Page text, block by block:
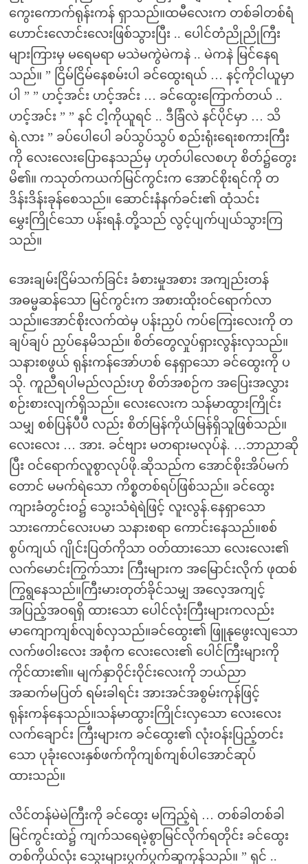
ကွေးကောက်ရုန်းကန် ရှာသည်။ထမီလေးက တစ်ခါတစ်ရံ
ဟောင်းလောင်းလေးဖြစ်သွားပြီး .. ပေါင်တံညိုညိုကြီး
များကြားမှ မရေမရာ မသဲမကွဲမဲကနဲ .. မဲကနဲ မြင်နေရ
သည်။ ” ငြိမ်ငြိမ်နေစမ်းပါ ခင်ထွေးရယ် … နင့်ကိုငါယူမှာ
ပါ ” ” ဟင့်အင်း ဟင့်အင်း … ခင်ထွေးကြောက်တယ် ..
ဟင့်အင်း ” ” နင် ငါ့ကိုယူရင် .. ဒီခြံလဲ နင်ပိုင်မှာ … သိ
ရဲ.လား ” ခပ်ပေါပေါ ခပ်သွပ်သွပ် စည်းရုံးရေးစကားကြီး
ကို လေးလေးပြောနေသည်မှ ဟုတ်ပါလေစဟု စိတ်၌တွေး
မိ၏။ ကသုတ်ကယက်မြင်ကွင်းက အောင်စိုးရင်ကို တ
ဒိန်းဒိန်းခုန်စေသည်။ ဆောင်းနံနက်ခင်း၏ ထုံသင်း
မွှေးကြိုင်သော ပန်းရနံ.တို့သည် လွင့်ပျက်ပျယ်သွားကြ
သည်။
အေးချမ်းငြိမ်သက်ခြင်း ခံစားမှုအစား အကျည်းတန်
အဓမ္မဆန်သော မြင်ကွင်းက အစားထိုးဝင်ရောက်လာ
သည်။အောင်စိုးလက်ထဲမှ ပန်းညှပ် ကပ်ကြေးလေးကို တ
ချပ်ချပ် ညှပ်နေမိသည်။ စိတ်တွေလှုပ်ရှားလွန်းလှသည်။
သနားစဖွယ် ရုန်းကန်အော်ဟစ် နေရှာသော ခင်ထွေးကို ပ
သို. ကူညီရပါမည်လည်းဟု စိတ်အစဉ်က အပြေးအလွှား
စဉ်းစားလျက်ရှိသည်။ လေးလေးက သန်မာထွားကြိုင်း
သမျှ စစ်ပြန်ပီပီ လည်း စိတ်မြန်ကိုယ်မြန်ရှိသူဖြစ်သည်။
လေးလေး … အား. ခင်ဗျား မတရားမလုပ်နဲ. …ဘာညာဆို
ပြီး ဝင်ရောက်လူစွာလုပ်ဖို.ဆိုသည်က အောင်စိုးအိပ်မက်
တောင် မမက်ရဲသော ကိစ္စတစ်ရပ်ဖြစ်သည်။ ခင်ထွေး
ကျားခံတွင်းဝ၌ သွေးသံရဲရဲဖြင့် လူးလွန်.နေရှာသော
သားကောင်လေးပမာ သနားစရာ ကောင်းနေသည်။စစ်
စွပ်ကျယ် ဂျိုင်းပြတ်ကိုသာ ဝတ်ထားသော လေးလေး၏
လက်မောင်းကြွက်သား ကြီးများက အမြောင်းလိုက် ဖုထစ်
ကြွရွနေသည်။ကြီးမားတုတ်ခိုင်သမျှ အလေ့အကျင့်
အပြည့်အဝရရှိ ထားသော ပေါင်လုံးကြီးများကလည်း
မာကျောကျစ်လျစ်လှသည်။ခင်ထွေး၏ ဖြူနုဖွေးလျသော
လက်ဖဝါးလေး အစုံက လေးလေး၏ ပေါင်ကြီးများကို
ကိုင်ထား၏။ မျက်နှာဝိုင်းဝိုင်းလေးကို ဘယ်ညာ
အဆက်မပြတ် ရမ်းခါရင်း အားအင်အစွမ်းကုန်ဖြင့်
ရုန်းကန်နေသည်။သန်မာထွားကြိုင်းလှသော လေးလေး
လက်ချောင်း ကြီးများက ခင်ထွေး၏ လုံးဝန်းပြည့်တင်း
သော ပုခုံးလေးနှစ်ဖက်ကိုကျစ်ကျစ်ပါအောင်ဆုပ်
ထားသည်။
လိင်တန်မဲမဲကြီးကို ခင်ထွေး မကြည့်ရဲ … တစ်ခါတစ်ခါ
မြင်ကွင်းထဲ၌ ကျက်သရေမဲ့စွာမြင်လိုက်ရတိုင်း ခင်ထွေး
တစ်ကိုယ်လုံး သွေးများပွက်ပွက်ဆူကုန်သည်။ ” ရှင် ..